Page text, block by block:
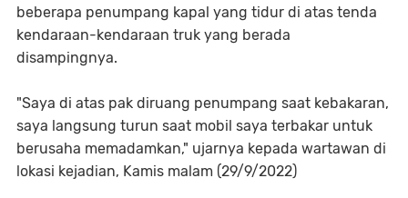
beberapa penumpang kapal yang tidur di atas tenda
kendaraan-kendaraan truk yang berada
disampingnya.
"Saya di atas pak diruang penumpang saat kebakaran,
saya langsung turun saat mobil saya terbakar untuk
berusaha memadamkan," ujarnya kepada wartawan di
lokasi kejadian, Kamis malam (29/9/2022)